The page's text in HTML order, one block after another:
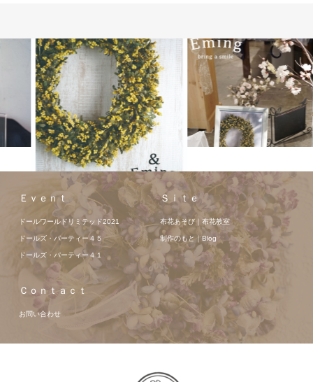
Ｅｖｅｎｔ
ドールワールドリミテッド2021
ドールズ・パーティー４５
ドールズ・パーティー４１
Ｓｉｔｅ
布花あそび｜布花教室
制作のもと｜Blog
Ｃｏｎｔａｃｔ
お問い合わせ